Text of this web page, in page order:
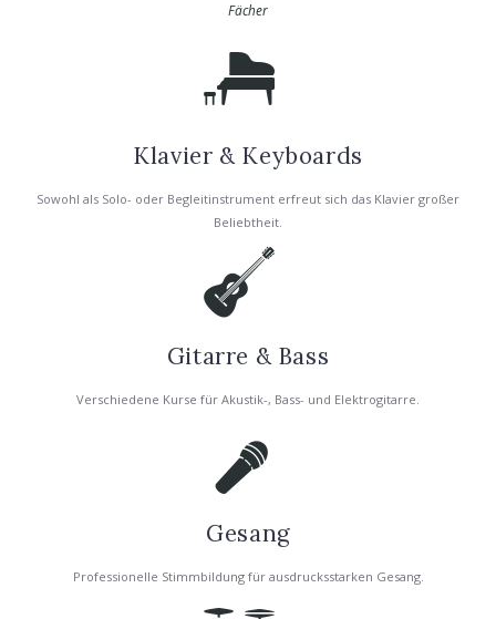
Fächer
Klavier & Keyboards
Sowohl als Solo- oder Begleitinstrument erfreut sich das Klavier großer
Beliebtheit.
Gitarre & Bass
Verschiedene Kurse für Akustik-, Bass- und Elektrogitarre.
Gesang
Professionelle Stimmbildung für ausdrucksstarken Gesang.